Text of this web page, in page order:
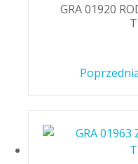
GRA 01920